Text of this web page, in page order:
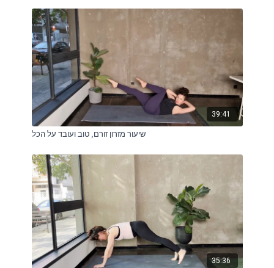
39:41
שיעור מזרון זורם, טוב ועובד על הכל
35:36